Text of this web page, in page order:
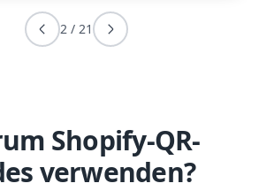
2/ 21
Shopify-QR-
verwenden?